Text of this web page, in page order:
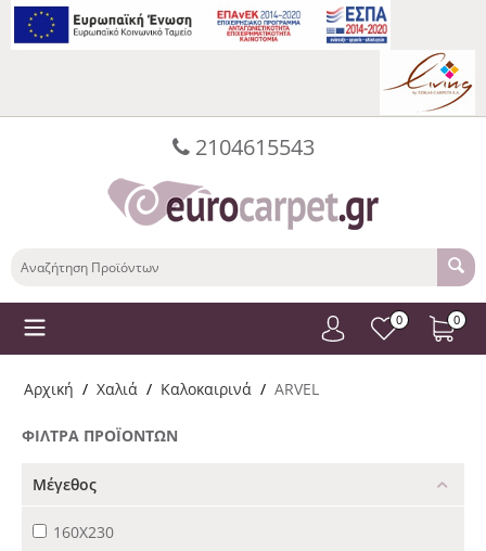
2104615543
0 0
Αρχική / Χαλιά / Καλοκαιρινά / ARVEL
ΦΊΛΤΡΑ ΠΡΟΪΌΝΤΩΝ
Μέγεθος
160X230